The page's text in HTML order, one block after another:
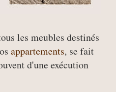
les meubles destinés
appartements, se fait
d'une exécution